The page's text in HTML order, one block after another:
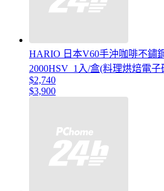
HARIO 日本V60手沖咖啡不鏽
2000HSV_1入/盒(料理烘焙電子
$2,740
$3,900